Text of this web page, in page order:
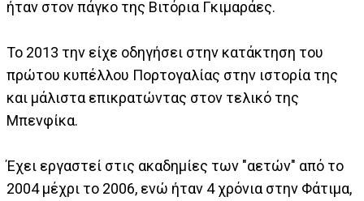
ήταν στον πάγκο της Βιτόρια Γκιμαράες.
Το 2013 την είχε οδηγήσει στην κατάκτηση του
πρώτου κυπέλλου Πορτογαλίας στην ιστορία της
και μάλιστα επικρατώντας στον τελικό της
Μπενφίκα.
Έχει εργαστεί στις ακαδημίες των "αετών" από το
2004 μέχρι το 2006, ενώ ήταν 4 χρόνια στην Φάτιμα,